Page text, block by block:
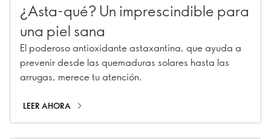
¿Asta-qué? Un imprescindible para
una piel sana
El poderoso antioxidante astaxantina, que ayuda a
prevenir desde las quemaduras solares hasta las
arrugas, merece tu atención.
LEER AHORA